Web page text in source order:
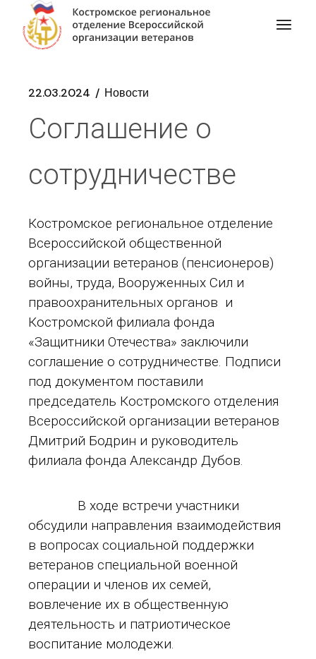
22.03.2024 Новости
Соглашение о
сотрудничестве
Костромское региональное отделение
Всероссийской общественной
организации ветеранов (пенсионеров)
войны, труда, Вооруженных Сил и
правоохранительных органов и
Костромской филиала фонда
«Защитники Отечества» заключили
соглашение о сотрудничестве. Подписи
под документом поставили
председатель Костромского отделения
Всероссийской организации ветеранов
Дмитрий Бодрин и руководитель
филиала фонда Александр Дубов.
В ходе встречи участники
обсудили направления взаимодействия
в вопросах социальной поддержки
ветеранов специальной военной
операции и членов их семей,
вовлечение их в общественную
деятельность и патриотическое
воспитание молодежи.